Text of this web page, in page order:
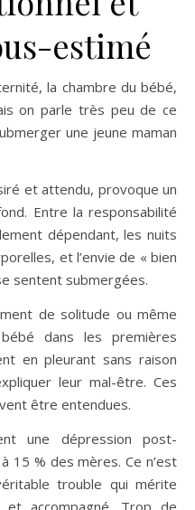
estimé
la chambre du bébé,
on parle très peu de ce
une jeune maman
et attendu, provoque un
Entre la responsabilité
dépendant, les nuits
et l’envie de « bien
sentent submergées.
de solitude ou même
dans les premières
en pleurant sans raison
leur mal-être. Ces
être entendues.
une dépression post-
15 % des mères. Ce n’est
trouble qui mérite
et accompagné. Trop de